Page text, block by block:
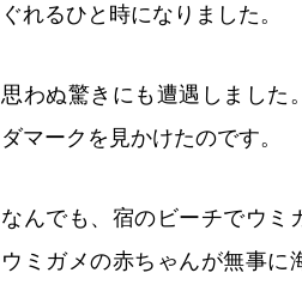
ぐれるひと時になりました。
思わぬ驚きにも遭遇しました
ダマークを見かけたのです。
なんでも、宿のビーチでウミ
ウミガメの赤ちゃんが無事に